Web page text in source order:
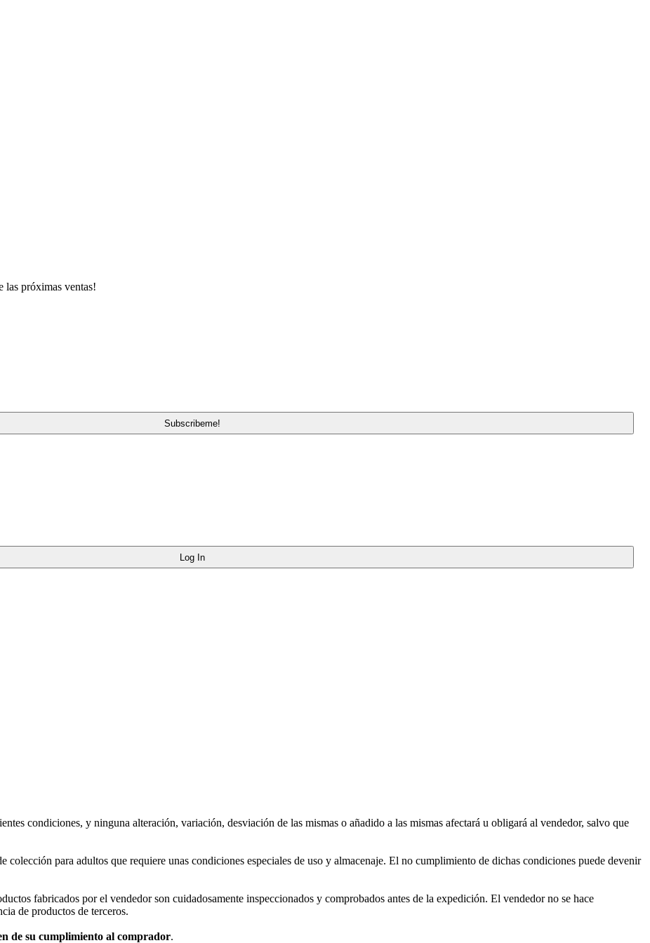
las próximas ventas!
condiciones, y ninguna alteración, variación, desviación de las mismas o añadido a las mismas afectará u obligará al vendedor, salvo que
colección para adultos que requiere unas condiciones especiales de uso y almacenaje. El no cumplimiento de dichas condiciones puede devenir
fabricados por el vendedor son cuidadosamente inspeccionados y comprobados antes de la expedición. El vendedor no se hace
de productos de terceros.
de su cumplimiento al comprador.